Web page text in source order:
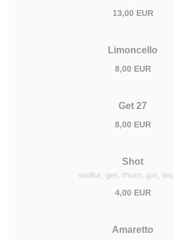
13,00 EUR
Limoncello
8,00 EUR
Get 27
8,00 EUR
Shot
vodka, get, rhum, gin,
4,00 EUR
Amaretto